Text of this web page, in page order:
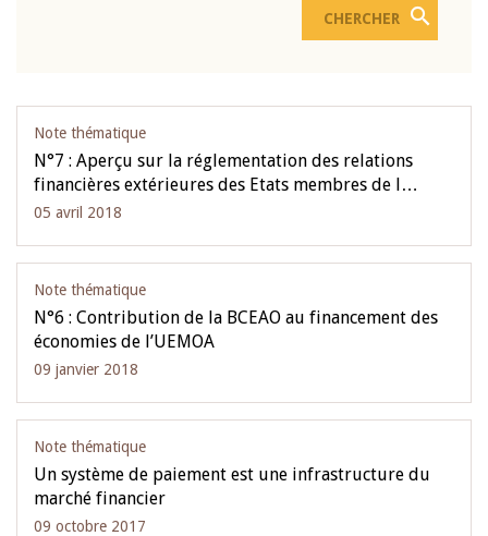
Note thématique
N°7 : Aperçu sur la réglementation des relations
financières extérieures des Etats membres de l…
05 avril 2018
Note thématique
N°6 : Contribution de la BCEAO au financement des
économies de l’UEMOA
09 janvier 2018
Note thématique
Un système de paiement est une infrastructure du
marché financier
09 octobre 2017